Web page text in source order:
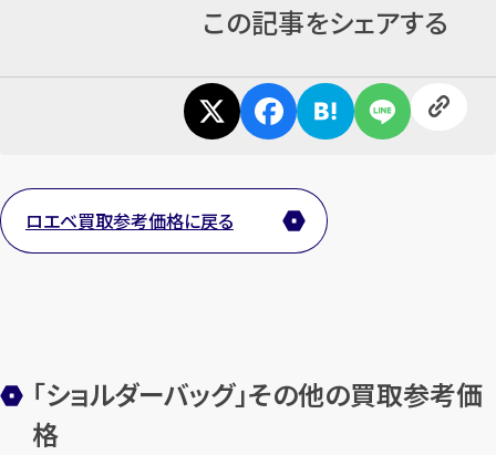
分！ 今すぐ査定金額をお伝えいた
無料査定
【総合受付】24時間・年中無休(年末年
この記事をシェアする
ロエベ買取参考価格に戻る
「ショルダーバッグ」その他の買取参考価
格